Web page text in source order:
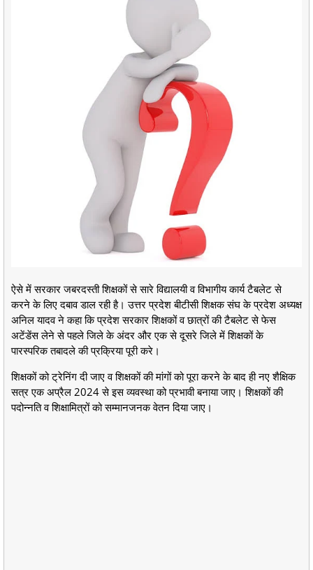
ऐसे में सरकार जबरदस्ती शिक्षकों से सारे विद्यालयी व विभागीय कार्य टैबलेट से
करने के लिए दबाव डाल रही है। उत्तर प्रदेश बीटीसी शिक्षक संघ के प्रदेश अध्यक्ष
अनिल यादव ने कहा कि प्रदेश सरकार शिक्षकों व छात्रों की टैबलेट से फेस
अटेंडेंस लेने से पहले जिले के अंदर और एक से दूसरे जिले में शिक्षकों के
पारस्परिक तबादले की प्रक्रिया पूरी करे।
शिक्षकों को ट्रेनिंग दी जाए व शिक्षकों की मांगों को पूरा करने के बाद ही नए शैक्षिक
सत्र एक अप्रैल 2024 से इस व्यवस्था को प्रभावी बनाया जाए। शिक्षकों की
पदोन्नति व शिक्षामित्रों को सम्मानजनक वेतन दिया जाए।